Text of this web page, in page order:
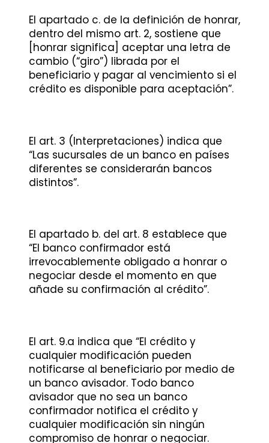
El apartado c. de la definición de honrar,
dentro del mismo art. 2, sostiene que
[honrar significa] aceptar una letra de
cambio (“giro”) librada por el
beneficiario y pagar al vencimiento si el
crédito es disponible para aceptación”.
El art. 3 (Interpretaciones) indica que
“Las sucursales de un banco en países
diferentes se considerarán bancos
distintos”.
El apartado b. del art. 8 establece que
“El banco confirmador está
irrevocablemente obligado a honrar o
negociar desde el momento en que
añade su confirmación al crédito”.
El art. 9.a indica que “El crédito y
cualquier modificación pueden
notificarse al beneficiario por medio de
un banco avisador. Todo banco
avisador que no sea un banco
confirmador notifica el crédito y
cualquier modificación sin ningún
compromiso de honrar o negociar.